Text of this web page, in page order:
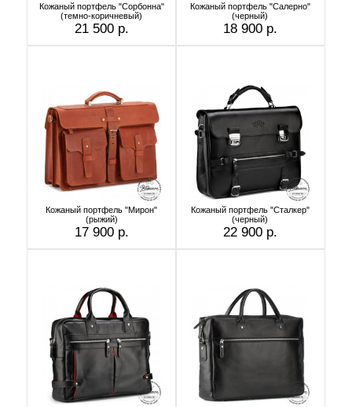
Кожаный портфель "Сорбонна"
(темно-коричневый)
21 500 р.
Кожаный портфель "Салерно"
(черный)
18 900 р.
Кожаный портфель "Мирон"
(рыжий)
17 900 р.
Кожаный портфель "Сталкер"
(черный)
22 900 р.